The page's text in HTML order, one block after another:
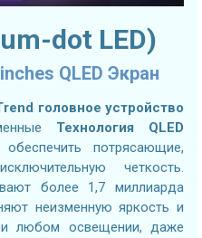
dot LED)
QLED Экран
головное устройство
Технология QLED
потрясающие,
четкость.
более 1,7 миллиарда
неизменную яркость и
любом освещении, даже